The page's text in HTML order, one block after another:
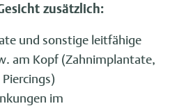
zusätzlich:
und sonstige leitfähige
am Kopf (Zahnimplantate,
im